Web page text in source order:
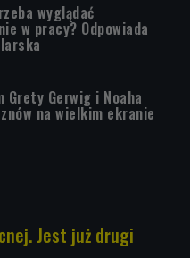
wyglądać
w pracy? Odpowiada
Gerwig i Noaha
na wielkim ekranie
Jest już drugi